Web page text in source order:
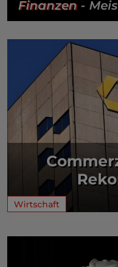
Finanzen-
Wirtschaft